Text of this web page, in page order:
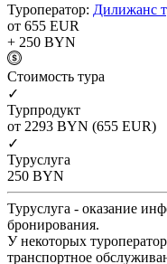
Туроператор: Дилижанс
от 655 EUR
+ 250 BYN
Cтоимость тура
✓
Турпродукт
от 2293 BYN (655 EUR)
✓
Туруслуга
250 BYN
Туруслуга - оказание
бронирования.
У некоторых
транспортное